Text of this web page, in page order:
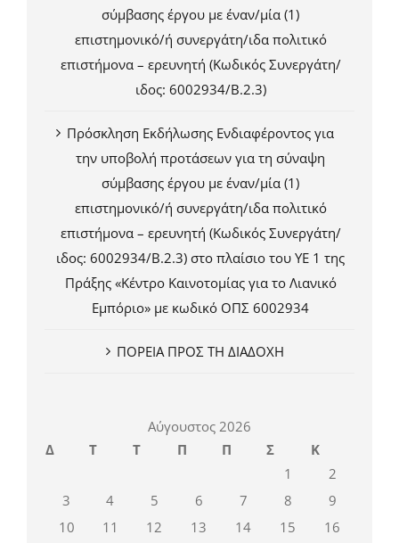
σύμβασης έργου με έναν/μία (1)
επιστημονικό/ή συνεργάτη/ιδα πολιτικό
επιστήμονα – ερευνητή (Κωδικός Συνεργάτη/
ιδος: 6002934/Β.2.3)
Πρόσκληση Εκδήλωσης Ενδιαφέροντος για
την υποβολή προτάσεων για τη σύναψη
σύμβασης έργου με έναν/μία (1)
επιστημονικό/ή συνεργάτη/ιδα πολιτικό
επιστήμονα – ερευνητή (Κωδικός Συνεργάτη/
ιδος: 6002934/Β.2.3) στο πλαίσιο του ΥΕ 1 της
Πράξης «Κέντρο Καινοτομίας για το Λιανικό
Εμπόριο» με κωδικό ΟΠΣ 6002934
ΠΟΡΕΙΑ ΠΡΟΣ ΤΗ ΔΙΑΔΟΧΗ
Αύγουστος 2026
Δ
Τ Τ Π Π Σ
Κ
1
2
3
4 5 6 7 8
9
10
11 12 13 14 15
16